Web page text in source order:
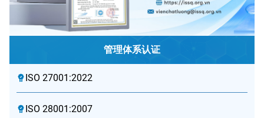
管理体系认证
ISO 27001:2022
ISO 28001:2007